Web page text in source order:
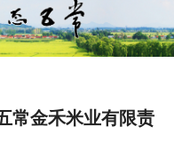
常金禾米业有限责